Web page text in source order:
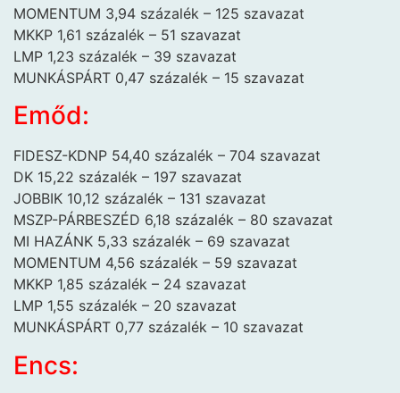
MOMENTUM 3,94 százalék – 125 szavazat
MKKP 1,61 százalék – 51 szavazat
LMP 1,23 százalék – 39 szavazat
MUNKÁSPÁRT 0,47 százalék – 15 szavazat
Emőd:
FIDESZ-KDNP 54,40 százalék – 704 szavazat
DK 15,22 százalék – 197 szavazat
JOBBIK 10,12 százalék – 131 szavazat
MSZP-PÁRBESZÉD 6,18 százalék – 80 szavazat
MI HAZÁNK 5,33 százalék – 69 szavazat
MOMENTUM 4,56 százalék – 59 szavazat
MKKP 1,85 százalék – 24 szavazat
LMP 1,55 százalék – 20 szavazat
MUNKÁSPÁRT 0,77 százalék – 10 szavazat
Encs: